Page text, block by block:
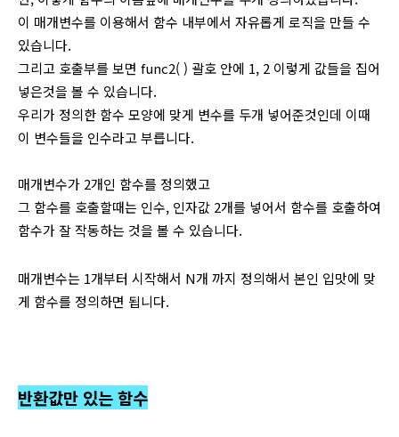
이 매개변수를 이용해서 함수 내부에서 자유롭게 로직을 만들 수
있습니다.
그리고 호출부를 보면 func2( ) 괄호 안에 1, 2 이렇게 값들을 집어
넣은것을 볼 수 있습니다.
우리가 정의한 함수 모양에 맞게 변수를 두개 넣어준것인데 이때
이 변수들을 인수라고 부릅니다.
매개변수가 2개인 함수를 정의했고
그 함수를 호출할때는 인수, 인자값 2개를 넣어서 함수를 호출하여
함수가 잘 작동하는 것을 볼 수 있습니다.
매개변수는 1개부터 시작해서 N개 까지 정의해서 본인 입맛에 맞
게 함수를 정의하면 됩니다.
반환값만 있는 함수